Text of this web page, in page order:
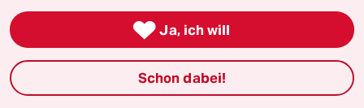
agerwiese
04.05.2018,23:07 Uhr
@Rudolf Fissner:
 Ja, ich will
Schon dabei!